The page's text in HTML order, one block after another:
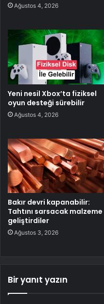
Ağustos 4, 2026
Yeni nesil Xbox’ta fiziksel
oyun desteği sürebilir
Ağustos 4, 2026
Bakır devri kapanabilir:
Tahtını sarsacak malzeme
geliştirdiler
Ağustos 3, 2026
Bir yanıt yazın